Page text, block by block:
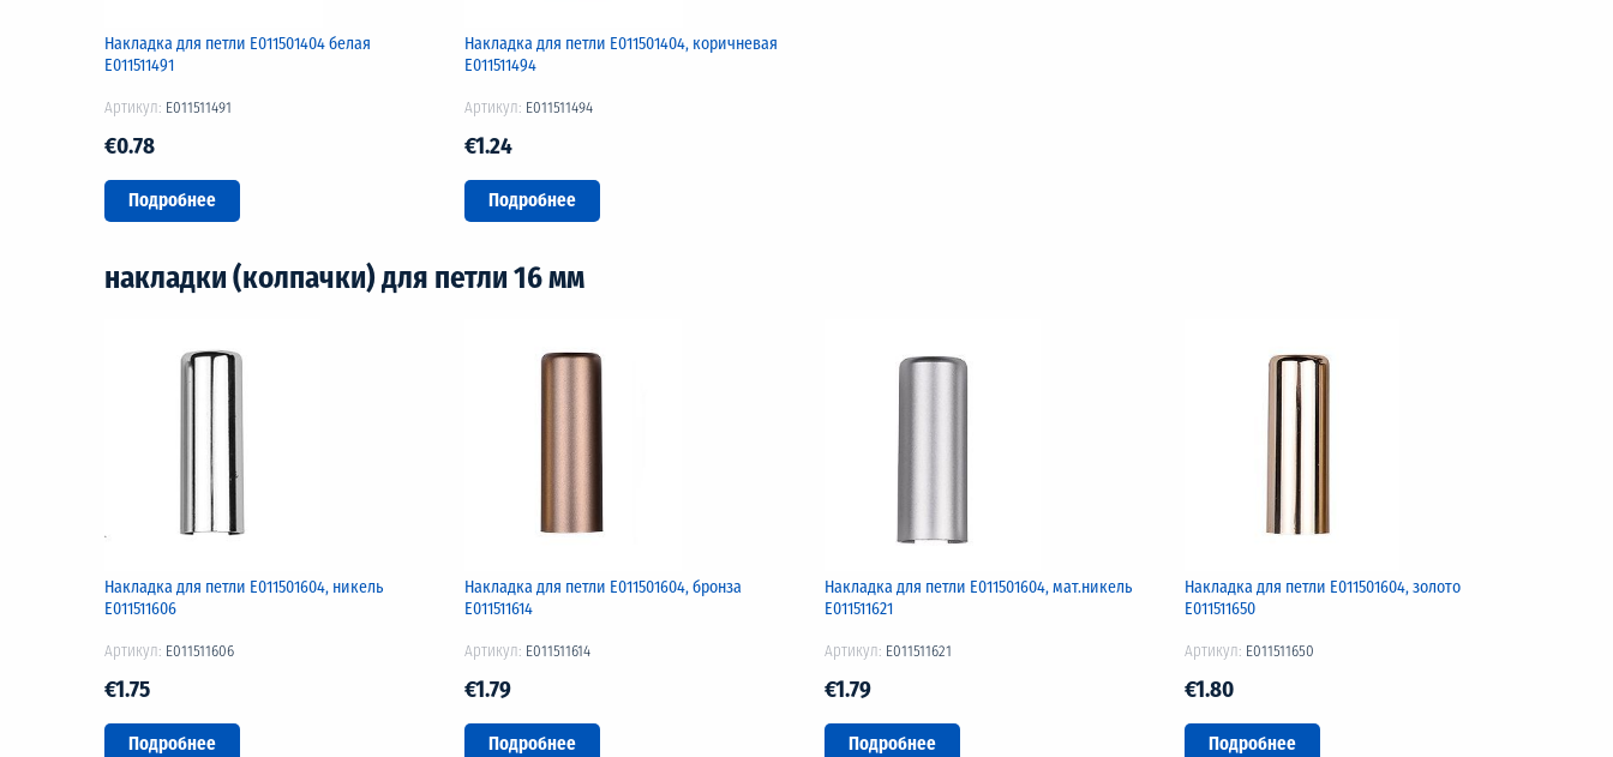
Накладка для петли Е011501404 белая
Е011511491
Артикул: E011511491
€0.78
Подробнее
Накладка для петли Е011501404, коричневая
Е011511494
Артикул: E011511494
€1.24
Подробнее
накладки (колпачки) для петли 16 мм
Накладка для петли Е011501604, никель
Е011511606
Артикул: E011511606
€1.75
Подробнее
Накладка для петли Е011501604, бронза
Е011511614
Артикул: E011511614
€1.79
Подробнее
Накладка для петли Е011501604, мат.никель
Е011511621
Артикул: E011511621
€1.79
Подробнее
Накладка для петли Е011501604, золото
Е011511650
Артикул: E011511650
€1.80
Подробнее